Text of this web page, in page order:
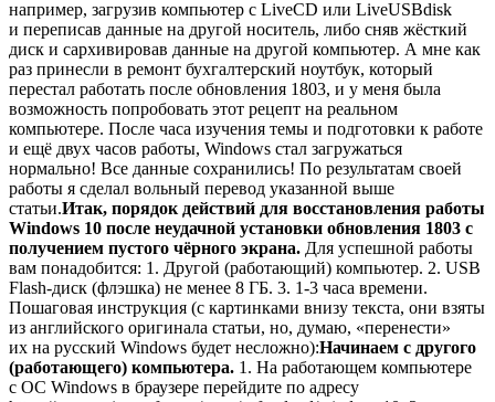
например, загрузив компьютер с LiveCD или LiveUSBdisk
и переписав данные на другой носитель, либо сняв жёсткий
диск и сархивировав данные на другой компьютер. А мне как
раз принесли в ремонт бухгалтерский ноутбук, который
перестал работать после обновления 1803, и у меня была
возможность попробовать этот рецепт на реальном
компьютере. После часа изучения темы и подготовки к работе
и ещё двух часов работы, Windows стал загружаться
нормально! Все данные сохранились! По результатам своей
работы я сделал вольный перевод указанной выше
статьи.Итак, порядок действий для восстановления работы
Windows 10 после неудачной установки обновления 1803 с
получением пустого чёрного экрана. Для успешной работы
вам понадобится: 1. Другой (работающий) компьютер. 2. USB
Flash-диск (флэшка) не менее 8 ГБ. 3. 1-3 часа времени.
Пошаговая инструкция (с картинками внизу текста, они взяты
из английского оригинала статьи, но, думаю, «перенести»
их на русский Windows будет несложно):Начинаем с другого
(работающего) компьютера. 1. На работающем компьютере
с ОС Windows в браузере перейдите по адресу